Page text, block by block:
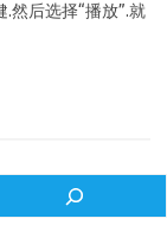
然后选择“播放”.就